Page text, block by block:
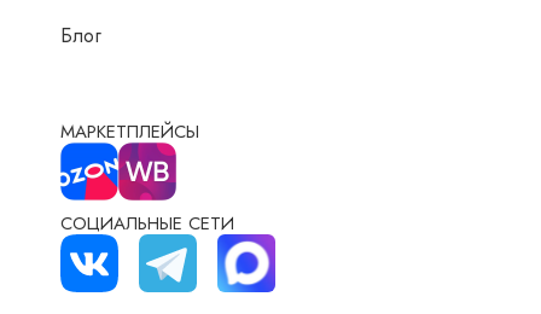
Блог
МАРКЕТПЛЕЙСЫ
СОЦИАЛЬНЫЕ СЕТИ